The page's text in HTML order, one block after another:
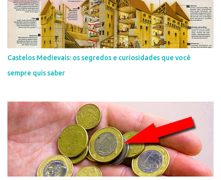
Castelos Medievais: os segredos e curiosidades que você
sempre quis saber